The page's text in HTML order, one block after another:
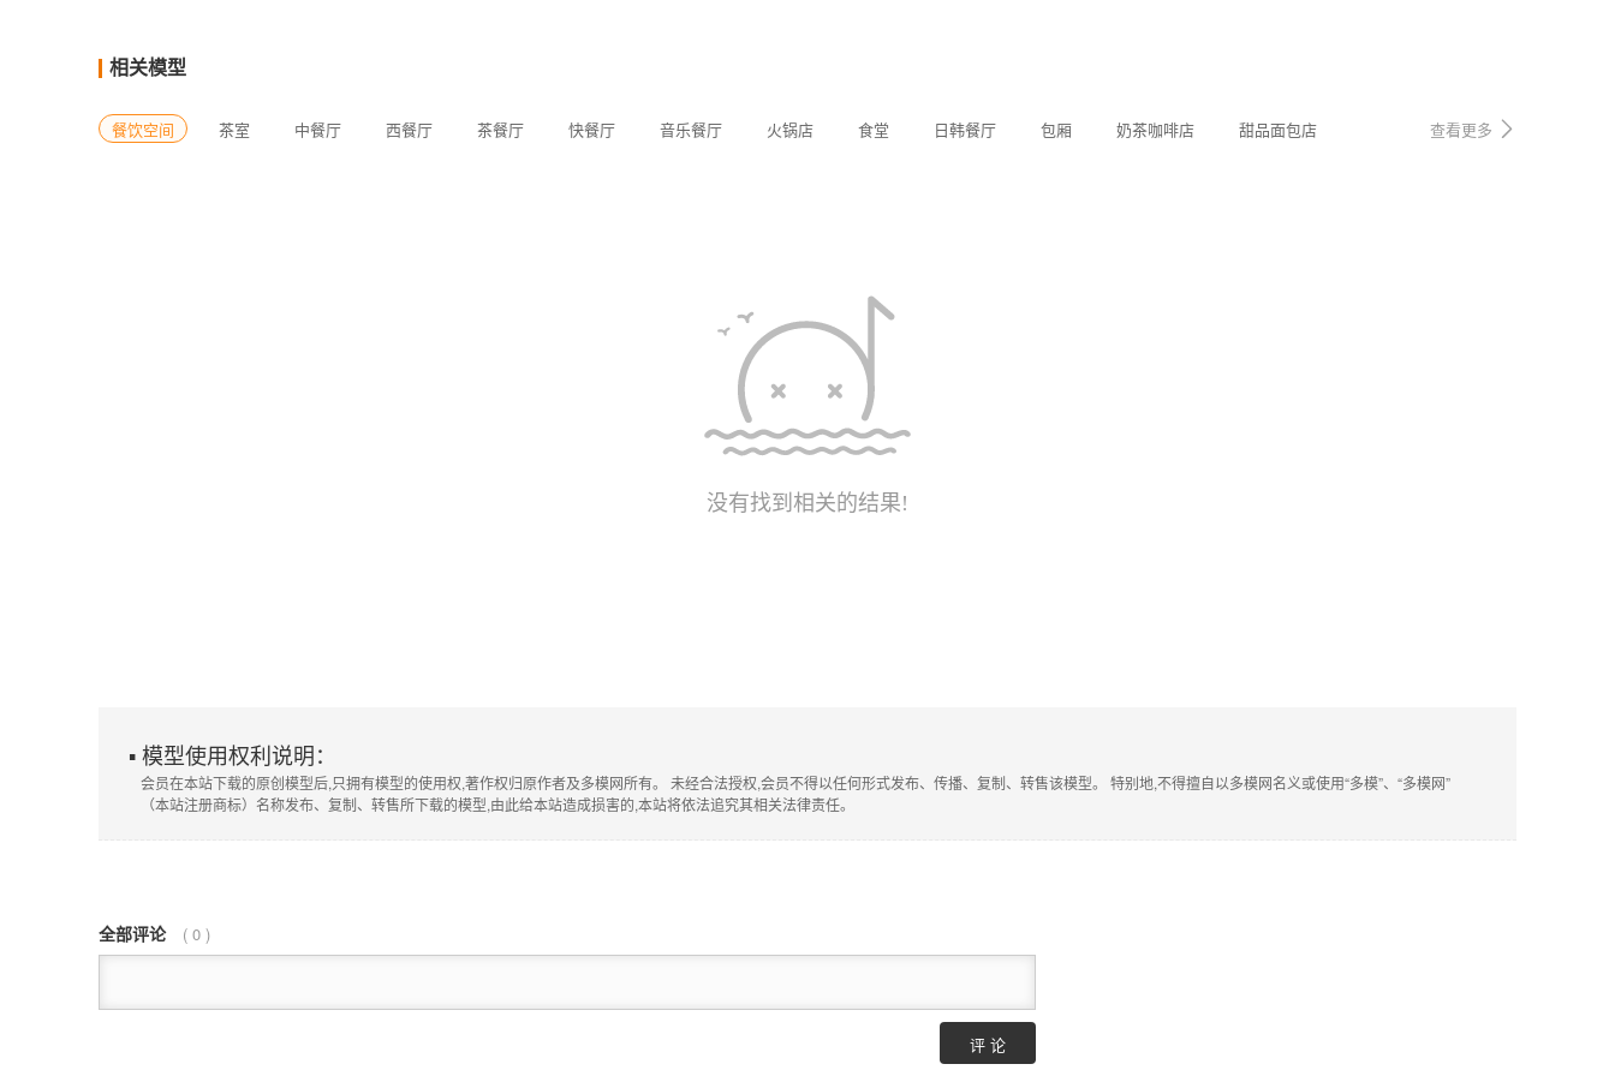
相关模型
餐饮空间 茶室 中餐厅 西餐厅 茶餐厅 快餐厅 音乐餐厅 火锅店 食堂 日韩餐厅 包厢 奶茶咖啡店 甜品面包店 查看更多 
没有找到相关的结果!
▪ 模型使用权利说明：
会员在本站下载的原创模型后,只拥有模型的使用权,著作权归原作者及多模网所有。 未经合法授权,会员不得以任何形式发布、传播、复制、转售该模型。 特别地,不得擅自以多模网名义或使用“多模”、“多模网”
（本站注册商标）名称发布、复制、转售所下载的模型,由此给本站造成损害的,本站将依法追究其相关法律责任。
全部评论 ( 0 )